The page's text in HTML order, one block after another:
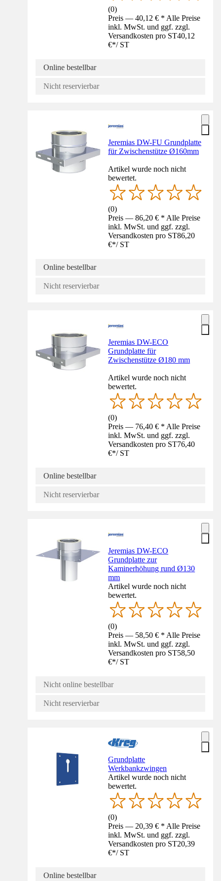
(0)
Preis — 40,12 € * Alle Preise
inkl. MwSt. und ggf. zzgl.
Versandkosten pro ST40,12
€*/ ST
Online bestellbar
Nicht reservierbar
Jeremias DW-FU Grundplatte
für Zwischenstütze Ø160mm
Artikel wurde noch nicht
bewertet.
(0)
Preis — 86,20 € * Alle Preise
inkl. MwSt. und ggf. zzgl.
Versandkosten pro ST86,20
€*/ ST
Online bestellbar
Nicht reservierbar
Jeremias DW-ECO
Grundplatte für
Zwischenstütze Ø180 mm
Artikel wurde noch nicht
bewertet.
(0)
Preis — 76,40 € * Alle Preise
inkl. MwSt. und ggf. zzgl.
Versandkosten pro ST76,40
€*/ ST
Online bestellbar
Nicht reservierbar
Jeremias DW-ECO
Grundplatte zur
Kaminerhöhung rund Ø130
mm
Artikel wurde noch nicht
bewertet.
(0)
Preis — 58,50 € * Alle Preise
inkl. MwSt. und ggf. zzgl.
Versandkosten pro ST58,50
€*/ ST
Nicht online bestellbar
Nicht reservierbar
Grundplatte
Werkbankzwingen
Artikel wurde noch nicht
bewertet.
(0)
Preis — 20,39 € * Alle Preise
inkl. MwSt. und ggf. zzgl.
Versandkosten pro ST20,39
€*/ ST
Online bestellbar